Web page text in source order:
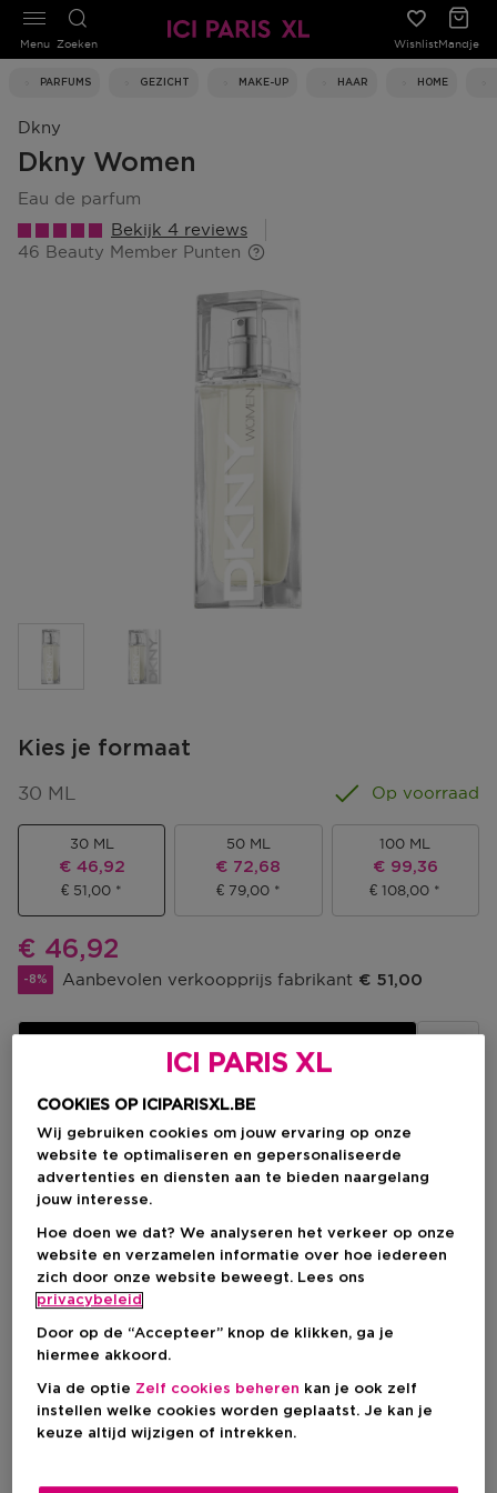
Zoeken WishlistMandje
PARFUMS GEZICHT MAKE-UP HAAR HOME
Menu
Dkny
Dkny Women
eau de parfum
Bekijk 4 reviews
46 Beauty Member Punten
Kies je formaat
30 ML Op voorraad
30 ML
Kortingsprijs
€ 46,92
€ 51,00
50 ML
Kortingsprijs
€ 72,68
€ 79,00
100 ML
Kortingsprijs
€ 99,36
€ 108,00
Kortingsprijs
€ 46,92
-8% Aanbevolen verkoopprijs fabrikant € 51,00
IN WINKELMANDJE
Levering aan huis
Op voorraad-
Ophalen in een winkel nabij jou.
Selecteer een winkel
Korte beschrijving
Geurtype Citrus
Ingrediënt Bergamot
Lelietje-van-dalen
Viooltje
Jasmijn
ICI PARIS XL
COOKIES OP ICIPARISXL.BE
Wij gebruiken cookies om jouw ervaring op onze
website te optimaliseren en gepersonaliseerde
advertenties en diensten aan te bieden naargelang
jouw interesse.
Hoe doen we dat? We analyseren het verkeer op onze
website en verzamelen informatie over hoe iedereen
zich door onze website beweegt. Lees ons
privacybeleid
Door op de “Accepteer” knop de klikken, ga je
hiermee akkoord.
Via de optie Zelf cookies beheren kan je ook zelf
instellen welke cookies worden geplaatst. Je kan je
keuze altijd wijzigen of intrekken.